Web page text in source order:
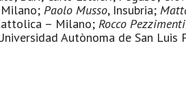
Paolo Musso, Insubria;
– Milano; Rocco Pezzimenti
Autònoma de San Luis